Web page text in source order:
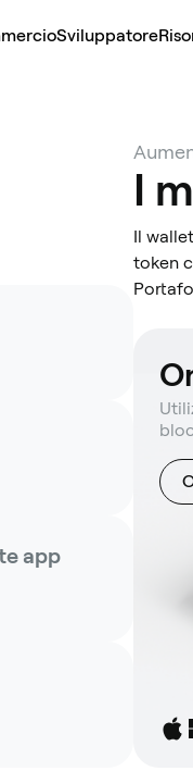
Sviluppatore
app
I
Il
token